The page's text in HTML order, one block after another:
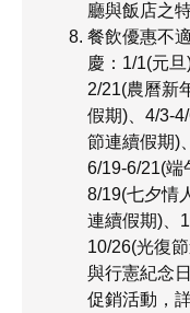
廳與飯店之
餐飲優惠不
慶：1/1(元
2/21(農曆新
假期)、4/3-
節連續假期)
6/19-6/21(端
8/19(七夕情
連續假期)、
10/26(光復
與行憲紀念
促銷活動，